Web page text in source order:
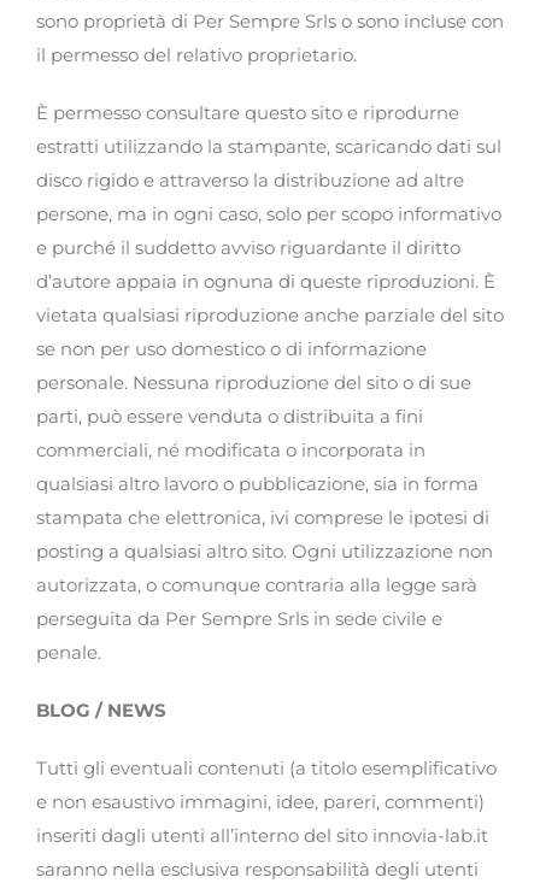
sono proprietà di Per Sempre Srls o sono incluse con
il permesso del relativo proprietario.
È permesso consultare questo sito e riprodurne
estratti utilizzando la stampante, scaricando dati sul
disco rigido e attraverso la distribuzione ad altre
persone, ma in ogni caso, solo per scopo informativo
e purché il suddetto avviso riguardante il diritto
d’autore appaia in ognuna di queste riproduzioni. È
vietata qualsiasi riproduzione anche parziale del sito
se non per uso domestico o di informazione
personale. Nessuna riproduzione del sito o di sue
parti, può essere venduta o distribuita a fini
commerciali, né modificata o incorporata in
qualsiasi altro lavoro o pubblicazione, sia in forma
stampata che elettronica, ivi comprese le ipotesi di
posting a qualsiasi altro sito. Ogni utilizzazione non
autorizzata, o comunque contraria alla legge sarà
perseguita da Per Sempre Srls in sede civile e
penale.
BLOG / NEWS
Tutti gli eventuali contenuti (a titolo esemplificativo
e non esaustivo immagini, idee, pareri, commenti)
inseriti dagli utenti all’interno del sito innovia-lab.it
saranno nella esclusiva responsabilità degli utenti